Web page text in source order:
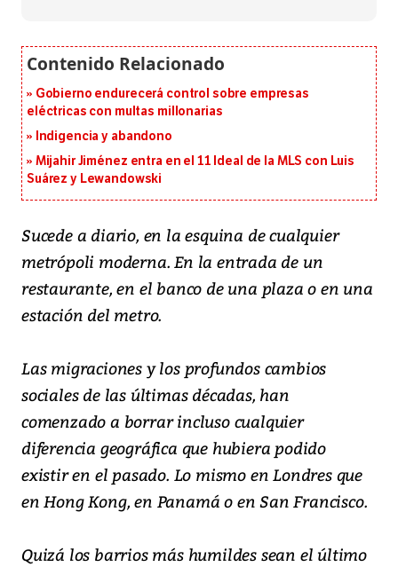
Gobierno endurecerá control sobre empresas
eléctricas con multas millonarias
Indigencia y abandono
Mijahir Jiménez entra en el 11 Ideal de la MLS con Luis
Suárez y Lewandowski
Sucede a diario, en la esquina de cualquier
metrópoli moderna. En la entrada de un
restaurante, en el banco de una plaza o en una
estación del metro.
Las migraciones y los profundos cambios
sociales de las últimas décadas, han
comenzado a borrar incluso cualquier
diferencia geográfica que hubiera podido
existir en el pasado. Lo mismo en Londres que
en Hong Kong, en Panamá o en San Francisco.
Quizá los barrios más humildes sean el último